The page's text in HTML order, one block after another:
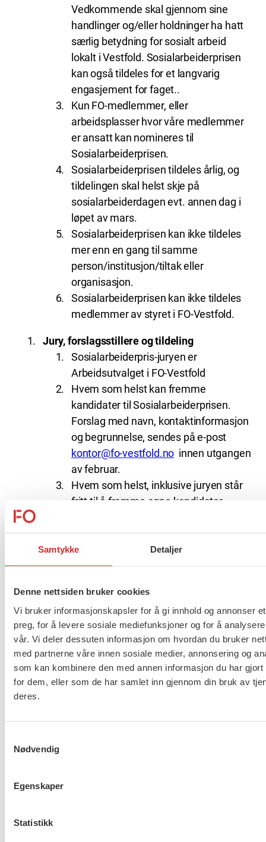
Samtykke Detaljer
Denne nettsiden bruker cookies
Vi bruker informasjonskapsler for å gi innhold og annonser
preg, for å levere sosiale mediefunksjoner og for å
vår. Vi deler dessuten informasjon om hvordan du bruker
med partnerne våre innen sosiale medier, annonsering og
som kan kombinere den med annen informasjon du har gjort
for dem, eller som de har samlet inn gjennom din bruk av
deres.
Nødvendig
Egenskaper
Statistikk
Vedkommende skal gjennom sine
handlinger og/eller holdninger ha hatt
særlig betydning for sosialt arbeid
lokalt i Vestfold. Sosialarbeiderprisen
kan også tildeles for et langvarig
engasjement for faget..
Kun FO-medlemmer, eller
arbeidsplasser hvor våre medlemmer
er ansatt kan nomineres til
Sosialarbeiderprisen.
Sosialarbeiderprisen tildeles årlig, og
tildelingen skal helst skje på
sosialarbeiderdagen evt. annen dag i
løpet av mars.
Sosialarbeiderprisen kan ikke tildeles
mer enn en gang til samme
person/institusjon/tiltak eller
organisasjon.
Sosialarbeiderprisen kan ikke tildeles
medlemmer av styret i FO-Vestfold.
Jury, forslagsstillere og tildeling
Sosialarbeiderpris-juryen er
Arbeidsutvalget i FO-Vestfold
Hvem som helst kan fremme
kandidater til Sosialarbeiderprisen.
Forslag med navn, kontaktinformasjon
og begrunnelse, sendes på e-post
kontor@fo-vestfold.no innen utgangen
av februar.
Hvem som helst, inklusive juryen står
fritt til å fremme egne kandidater.
kandidaten. Juryen kan velge å ikke
dele ut prisen.
Prisens innhold og statuttendring
Sosialarbeiderprismottakerenfår tildelt
en pris i form av en kunstnerisk
utsmykning bestemt av styret i FO-
Vestfold.Mottakeren får også et
gavekort.
Sosialarbeiderprisens innhold og
Flere saker